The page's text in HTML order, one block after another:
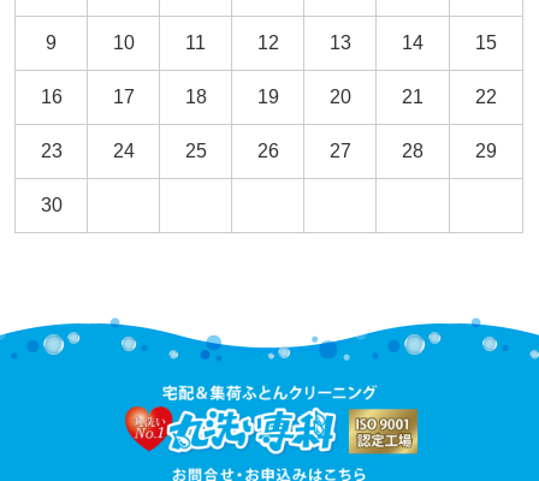
9 10 11 12 13 14 15
16 17 18 19 20 21 22
23 24 25 26 27 28 29
30